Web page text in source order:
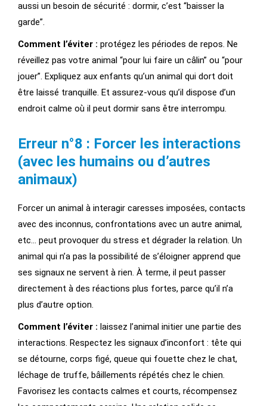
aussi un besoin de sécurité : dormir, c’est “baisser la
garde”.
Comment l’éviter : protégez les périodes de repos. Ne
réveillez pas votre animal “pour lui faire un câlin” ou “pour
jouer”. Expliquez aux enfants qu’un animal qui dort doit
être laissé tranquille. Et assurez-vous qu’il dispose d’un
endroit calme où il peut dormir sans être interrompu.
Erreur n°8 : Forcer les interactions
(avec les humains ou d’autres
animaux)
Forcer un animal à interagir caresses imposées, contacts
avec des inconnus, confrontations avec un autre animal,
etc… peut provoquer du stress et dégrader la relation. Un
animal qui n’a pas la possibilité de s’éloigner apprend que
ses signaux ne servent à rien. À terme, il peut passer
directement à des réactions plus fortes, parce qu’il n’a
plus d’autre option.
Comment l’éviter : laissez l’animal initier une partie des
interactions. Respectez les signaux d’inconfort : tête qui
se détourne, corps figé, queue qui fouette chez le chat,
léchage de truffe, bâillements répétés chez le chien.
Favorisez les contacts calmes et courts, récompensez